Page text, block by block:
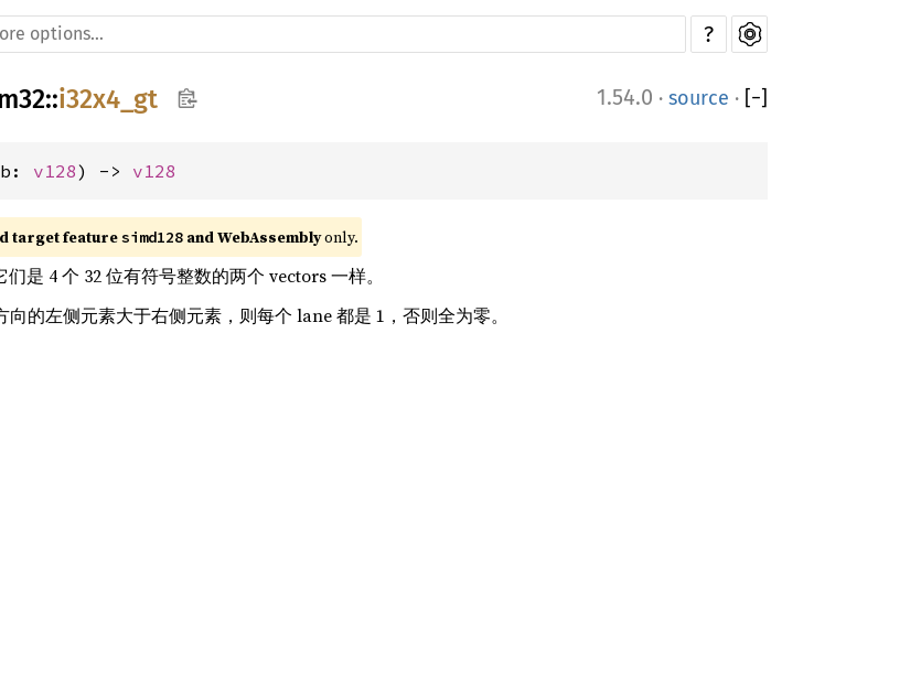
?
::i32x4_gt 1.54.0 · source · [−]
v128) -> v128
target feature simd128 and WebAssembly only.
是 4 个 32 位有符号整数的两个 vectors 一样。
的左侧元素大于右侧元素，则每个 lane 都是 1，否则全为零。